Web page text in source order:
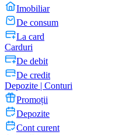
Imobiliar
De consum
La card
Carduri
De debit
De credit
Depozite | Conturi
Promoții
Depozite
Cont curent